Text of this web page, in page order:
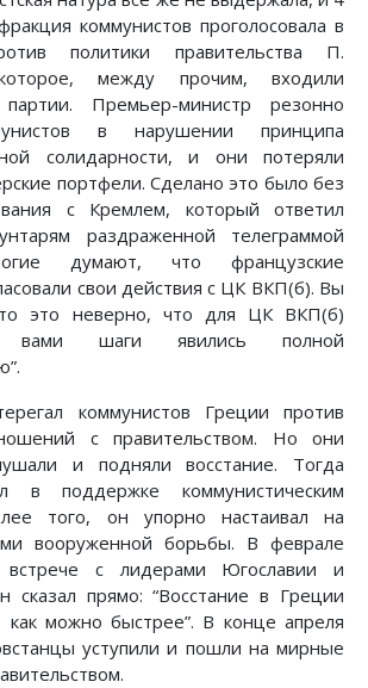
коммунистов проголосовала в
политики правительства П.
между прочим, входили
партии. Премьер-министр резонно
в нарушении принципа
солидарности, и они потеряли
портфели. Сделано это было без
с Кремлем, который ответил
раздраженной телеграммой
думают, что французские
свои действия с ЦК ВКП(б). Вы
это неверно, что для ЦК ВКП(б)
вами шаги явились полной
коммунистов Греции против
с правительством. Но они
и подняли восстание. Тогда
в поддержке коммунистическим
того, он упорно настаивал на
вооруженной борьбы. В феврале
с лидерами Югославии и
сказал прямо: “Восстание в Греции
как можно быстрее”. В конце апреля
уступили и пошли на мирные